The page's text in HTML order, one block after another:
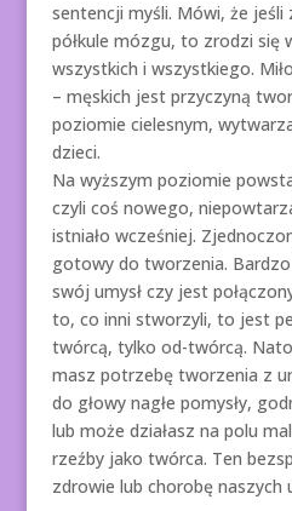
sentencji myśli. Mówi, że
półkule mózgu, to zrodzi się
wszystkich i wszystkiego.
– męskich jest przyczyną
poziomie cielesnym,
dzieci.
Na wyższym poziomie
czyli coś nowego,
istniało wcześniej.
gotowy do tworzenia.
swój umysł czy jest
to, co inni stworzyli, to jest
twórcą, tylko od-twórcą.
masz potrzebę tworzenia z
do głowy nagłe pomysły,
lub może działasz na polu
rzeźby jako twórca. Ten
zdrowie lub chorobę naszych